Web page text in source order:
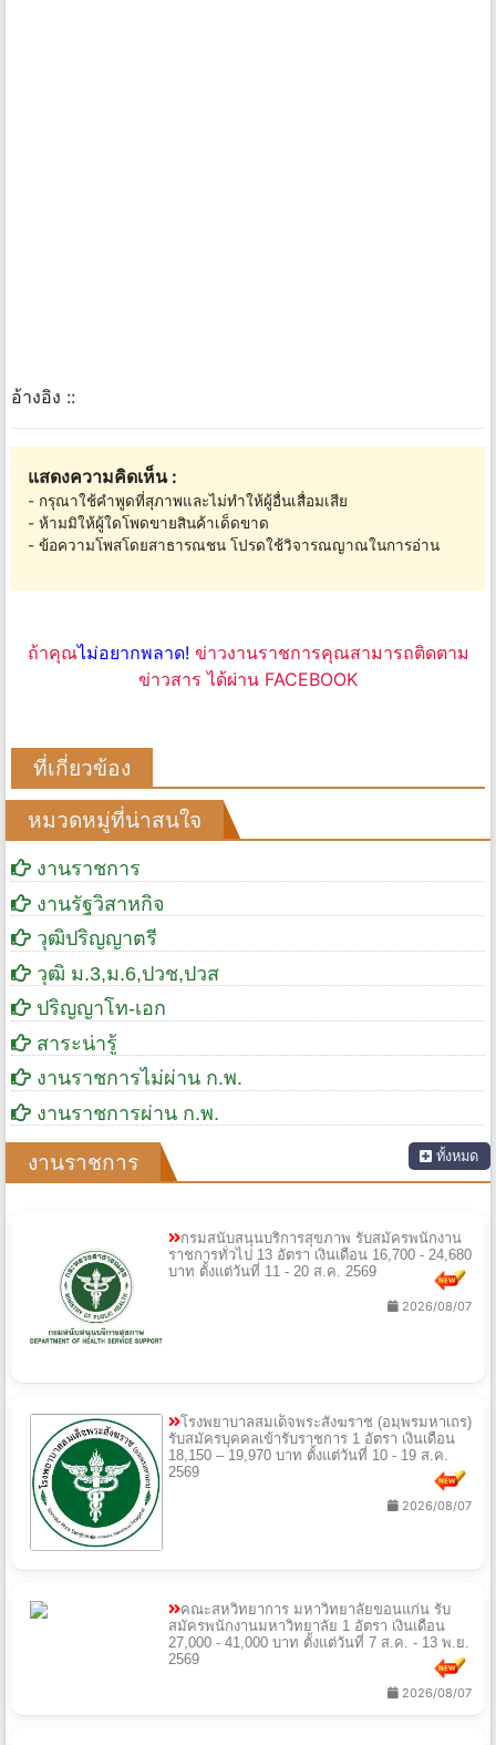
อ้างอิง ::
แสดงความคิดเห็น :
- กรุณาใช้คำพูดที่สุภาพและไม่ทำให้ผู้อื่นเสื่อมเสีย
- ห้ามมิให้ผู้ใดโพดขายสินค้าเด็ดขาด
- ข้อความโพสโดยสาธารณชน โปรดใช้วิจารณญาณในการอ่าน
ถ้าคุณไม่อยากพลาด! ข่าวงานราชการคุณสามารถติดตาม
ข่าวสาร ได้ผ่าน FACEBOOK
ที่เกี่ยวข้อง
หมวดหมู่ที่น่าสนใจ
งานราชการ
งานรัฐวิสาหกิจ
วุฒิปริญญาตรี
วุฒิ ม.3,ม.6,ปวช,ปวส
ปริญญาโท-เอก
สาระน่ารู้
งานราชการไม่ผ่าน ก.พ.
งานราชการผ่าน ก.พ.
งานราชการ ทั้งหมด
กรมสนับสนุนบริการสุขภาพ รับสมัครพนักงาน
ราชการทั่วไป 13 อัตรา เงินเดือน 16,700 - 24,680
บาท ตั้งแต่วันที่ 11 - 20 ส.ค. 2569
2026/08/07
โรงพยาบาลสมเด็จพระสังฆราช (อมฺพรมหาเถร)
รับสมัครบุคคลเข้ารับราชการ 1 อัตรา เงินเดือน
18,150 – 19,970 บาท ตั้งแต่วันที่ 10 - 19 ส.ค.
2569
2026/08/07
คณะสหวิทยาการ มหาวิทยาลัยขอนแก่น รับ
สมัครพนักงานมหาวิทยาลัย 1 อัตรา เงินเดือน
27,000 - 41,000 บาท ตั้งแต่วันที่ 7 ส.ค. - 13 พ.ย.
2569
2026/08/07